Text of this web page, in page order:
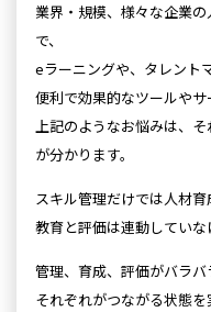
業界・規模、様々な企業
で、
eラーニングや、タレント
便利で効果的なツールやサ
上記のようなお悩みは、
が分かります。
スキル管理だけでは人材
教育と評価は連動していな
管理、育成、評価がバラバ
それぞれがつながる状態を